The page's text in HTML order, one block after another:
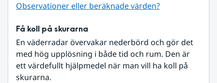
Observationer eller beräknade värden?
Få koll på skurarna
En väderradar övervakar nederbörd och gör det
med hög upplösning i både tid och rum. Den är
ett värdefullt hjälpmedel när man vill ha koll på
skurarna.